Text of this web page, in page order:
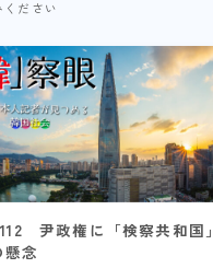
ください
尹政権に「検察共和国」
懸念